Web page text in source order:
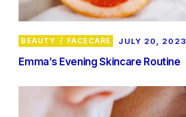
BEAUTY FACECARE JULY 20, 2023
Emma’s Evening Skincare Routine